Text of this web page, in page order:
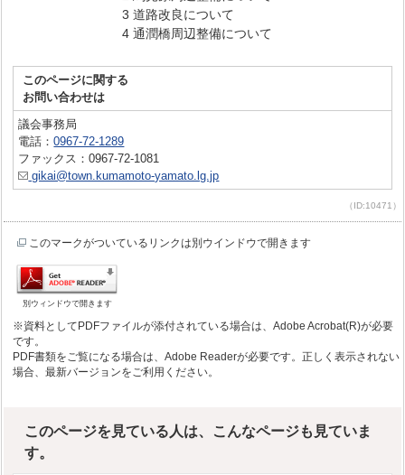
3 道路改良について
4 通潤橋周辺整備について
このページに関する
お問い合わせは
議会事務局
電話：0967-72-1289
ファックス：0967-72-1081
gikai@town.kumamoto-yamato.lg.jp
（ID:10471）
このマークがついているリンクは別ウインドウで開きます
別ウィンドウで開きます
※資料としてPDFファイルが添付されている場合は、Adobe Acrobat(R)が必要
です。
PDF書類をご覧になる場合は、Adobe Readerが必要です。正しく表示されない
場合、最新バージョンをご利用ください。
このページを見ている人は、こんなページも見ていま
す。